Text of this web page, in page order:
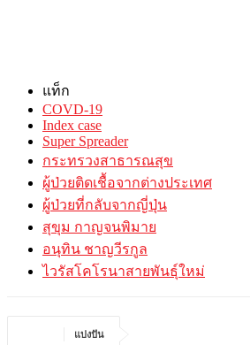
แท็ก
COVD-19
Index case
Super Spreader
กระทรวงสาธารณสุข
ผู้ป่วยติดเชื้อจากต่างประเทศ
ผู้ป่วยที่กลับจากญี่ปุ่น
สุขุม กาญจนพิมาย
อนุทิน ชาญวีรกูล
ไวรัสโคโรนาสายพันธุ์ใหม่
แบ่งปัน